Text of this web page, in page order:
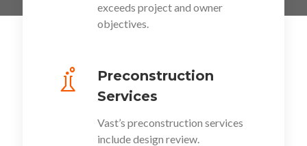
exceeds project and owner
objectives.
Preconstruction
Services
Vast’s preconstruction services
include design review.